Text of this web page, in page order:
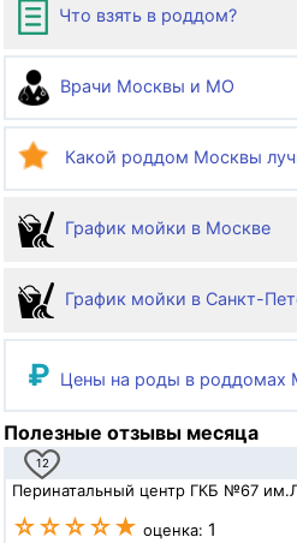
Что взять в роддом?
Врачи Москвы и МО
Какой роддом Москвы
График мойки в Москве
График мойки в Санкт-
₽ Цены на роды в роддомах
Полезные отзывы месяца
12
Перинатальный центр ГКБ №67
☆☆☆☆★ оценка: 1